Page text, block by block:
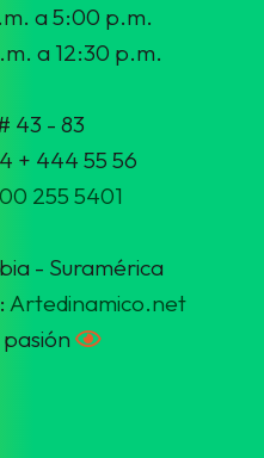
a 5:00 p.m.
a 12:30 p.m.
43 - 83
+ 444 55 56
255 5401
- Suramérica
Artedinamico.net
pasión